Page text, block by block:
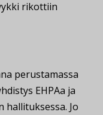
rikottiin
perustamassa
EHPAa ja
Jo